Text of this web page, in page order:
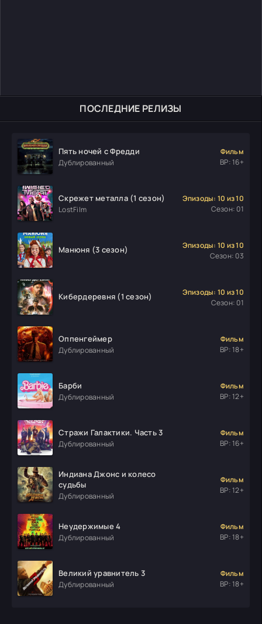
ПОСЛЕДНИЕ РЕЛИЗЫ
Пять ночей с Фредди
Дублированный
Фильм
ВР: 16+
Скрежет металла (1 сезон)
LostFilm
Эпизоды: 10 из 10
Сезон: 01
Манюня (3 сезон)
Эпизоды: 10 из 10
Сезон: 03
Кибердеревня (1 сезон)
Эпизоды: 10 из 10
Сезон: 01
Оппенгеймер
Дублированный
Фильм
ВР: 18+
Барби
Дублированный
Фильм
ВР: 12+
Стражи Галактики. Часть 3
Дублированный
Фильм
ВР: 16+
Индиана Джонс и колесо
судьбы
Дублированный
Фильм
ВР: 12+
Неудержимые 4
Дублированный
Фильм
ВР: 18+
Великий уравнитель 3
Дублированный
Фильм
ВР: 18+